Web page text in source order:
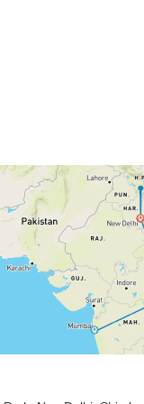
zählten
wir auch
indischen
üppiger
noch sehr
gibt Flecken
offene
mit
Weitere 6
– weiter